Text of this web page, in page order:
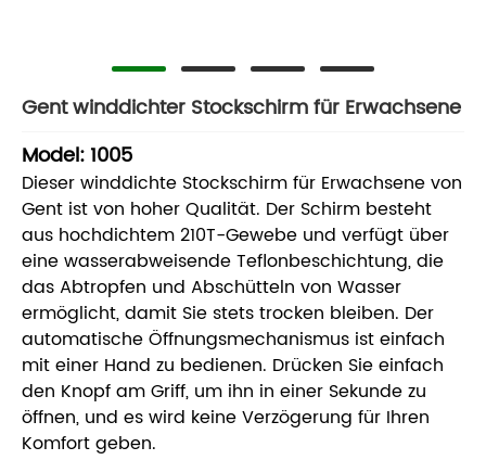
Gent winddichter Stockschirm für Erwachsene
Model: 1005
Dieser winddichte Stockschirm für Erwachsene von
Gent ist von hoher Qualität. Der Schirm besteht
aus hochdichtem 210T-Gewebe und verfügt über
eine wasserabweisende Teflonbeschichtung, die
das Abtropfen und Abschütteln von Wasser
ermöglicht, damit Sie stets trocken bleiben. Der
automatische Öffnungsmechanismus ist einfach
mit einer Hand zu bedienen. Drücken Sie einfach
den Knopf am Griff, um ihn in einer Sekunde zu
öffnen, und es wird keine Verzögerung für Ihren
Komfort geben.